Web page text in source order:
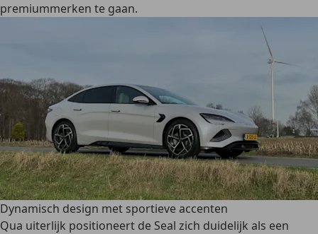
premiummerken te gaan.
Dynamisch design met sportieve accenten
Qua uiterlijk positioneert de Seal zich duidelijk als een